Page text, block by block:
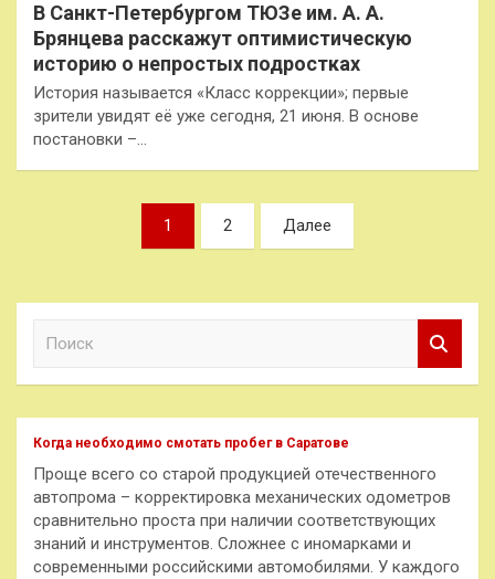
В Санкт-Петербургом ТЮЗе им. А. А.
Брянцева расскажут оптимистическую
историю о непростых подростках
История называется «Класс коррекции»; первые
зрители увидят её уже сегодня, 21 июня. В основе
постановки –…
1 2 Далее
к
Когда необходимо смотать пробег в Саратове
Проще всего со старой продукцией отечественного
автопрома – корректировка механических одометров
сравнительно проста при наличии соответствующих
знаний и инструментов. Сложнее с иномарками и
современными российскими автомобилями. У каждого